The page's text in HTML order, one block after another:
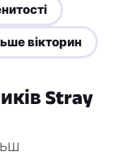
вікторин
Stray